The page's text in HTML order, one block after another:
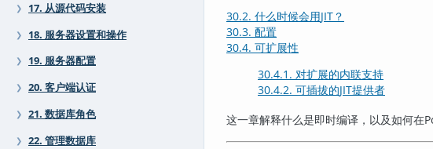
❯ 17. 从源代码安装
❯ 18. 服务器设置和操作
❯ 19. 服务器配置
❯ 20. 客户端认证
❯ 21. 数据库角色
❯ 22. 管理数据库
30.2. 什么时候会用JIT ？
30.3. 配置
30.4. 可扩展性
30.4.1. 对扩展的内联支持
30.4.2. 可插拔的JIT提供者
这一章解释什么是即时编译，以及如何在